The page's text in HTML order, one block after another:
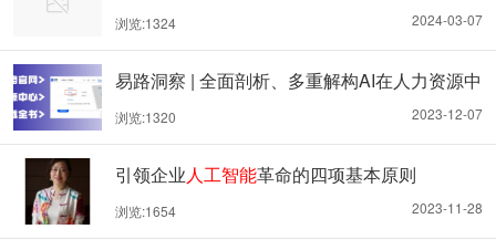
2024-03-07
浏览:1324
易路洞察 | 全面剖析、多重解构AI在人力资源中
的应用布局
2023-12-07
浏览:1320
引领企业人工智能革命的四项基本原则
2023-11-28
浏览:1654